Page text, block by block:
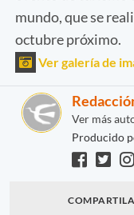
mundo, que se
octubre próximo.
Ver galería de
Ver más
Producido
COMPARTILA